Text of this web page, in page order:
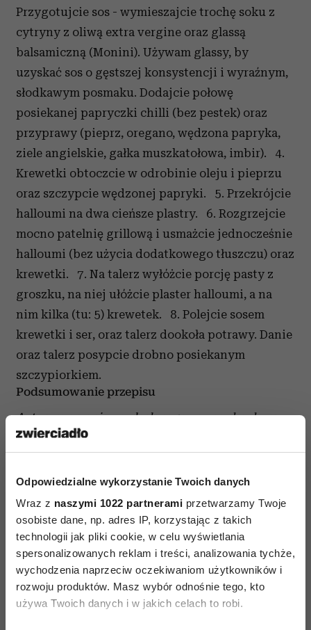
Odpowiedzialne wykorzystanie Twoich danych
Wraz z naszymi 1022 partnerami przetwarzamy Twoje
osobiste dane, np. adres IP, korzystając z takich
technologii jak pliki cookie, w celu wyświetlania
spersonalizowanych reklam i treści, analizowania tychże,
wychodzenia naprzeciw oczekiwaniom użytkowników i
rozwoju produktów. Masz wybór odnośnie tego, kto
używa Twoich danych i w jakich celach to robi.
Przygotujcie sos - wymieszajcie trochę soku z
cytryny z oliwą extra vergine oraz glassą
balsamiczną (Monini). Używam glassy, by
uzyskać sos o gęstszej konsystencji i wyraźnym,
słodkawym posmaku. Dodajcie połowę
posiekanej papryczki chilli (bez pestek) oraz
przyprawy (pieprz, oregano, wędzona papryka,
ziele angielskie, gałka muszkatołowa, imbir). 4.
Krewetki obtoczcie w odrobinie oleju i pieprzu
oraz szczypcie wędzonej papryki. 5. Przekrójcie
halloumi na dwa cieńsze plastry. 6. Rozgrzejcie
mocno patelnię grillową i usmażcie jednocześnie
halloumi (bez użycia dodatkowego tłuszczu) oraz
krewetki. 7. Na talerz wyłóżcie porcję pasty z
groszku, na niej ułóżcie plaster halloumi, a na
nim kilka (tu: 5) krewetek. 8. Polejcie sosem
krewetki i ser, oraz talerz dookoła potrawy. Danie
oraz talerz posypcie drobno posiekanym
szczypiorkiem.
Podsumowanie przepisu
Autorem przepisu nadesłanego na nasz konkurs
"Przez żołądek do serca" jest Szymon Kubicki.
AUTOPROMOCJA